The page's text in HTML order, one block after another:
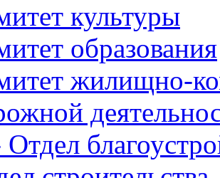
культуры
образования
жилищно-
Отдел